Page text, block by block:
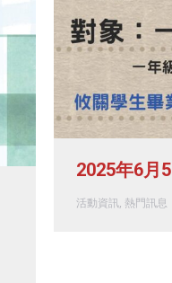
2025年6月
活動資訊, 熱門訊息